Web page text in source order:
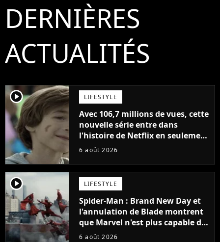
DERNIÈRES
ACTUALITÉS
player2 LIFESTYLE
Avec 106,7 millions de vues, cette
nouvelle série entre dans
l'histoire de Netflix en seulement
48 jours
6 août 2026
player2 LIFESTYLE
Spider-Man : Brand New Day et
l'annulation de Blade montrent
que Marvel n'est plus capable de
faire quoi que ce soit de simple
6 août 2026